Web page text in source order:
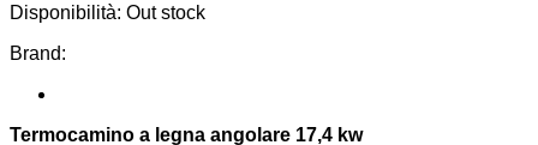
Disponibilità: Out stock
Brand:
Termocamino a legna angolare 17,4 kw